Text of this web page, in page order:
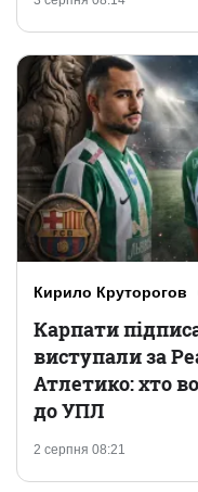
Кирило Круторогов
2 серпня 08:21
Карпати
виступали за
Атлетико: хто
до УПЛ